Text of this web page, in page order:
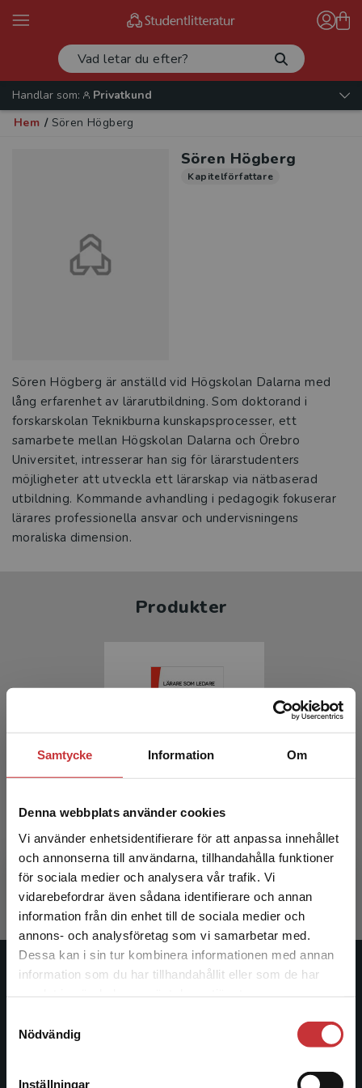
Samtycke Information Om
Denna webbplats använder cookies
Vi använder enhetsidentifierare för att anpassa innehållet
och annonserna till användarna, tillhandahålla funktioner
för sociala medier och analysera vår trafik. Vi
vidarebefordrar även sådana identifierare och annan
information från din enhet till de sociala medier och
annons- och analysföretag som vi samarbetar med.
Dessa kan i sin tur kombinera informationen med annan
information som du har tillhandahållit eller som de har
Nödvändig
Inställningar
Begränsad fraktregion
Det verkar som att du besöker
studentlitteratur.se via en enhet utanför Sverige.
Vi erbjuder inte leveranser utanför Sverige. För
att kunna slutföra ett köp måste
Handlar som:
Privatkund
Hem / Sören Högberg
Sören Högberg
Kapitelförfattare
Sören Högberg är anställd vid Högskolan Dalarna med
lång erfarenhet av lärarutbildning. Som doktorand i
forskarskolan Teknikburna kunskapsprocesser, ett
samarbete mellan Högskolan Dalarna och Örebro
Universitet, intresserar han sig för lärarstudenters
möjligheter att utveckla ett lärarskap via nätbaserad
utbildning. Kommande avhandling i pedagogik fokuserar
lärares professionella ansvar och undervisningens
moraliska dimension.
Produkter
Berg, Gunnar m.fl. (red.)
384 krinkl. moms
Exkl. moms: 362 kr
Studentlitteratur
Studentlitteratur grundades 1963 och är idag Sveriges
ledande utbildningsförlag. Med läromedel, kurslitteratur,
informationstjänster i utbudet, finns Studentlitteratur med